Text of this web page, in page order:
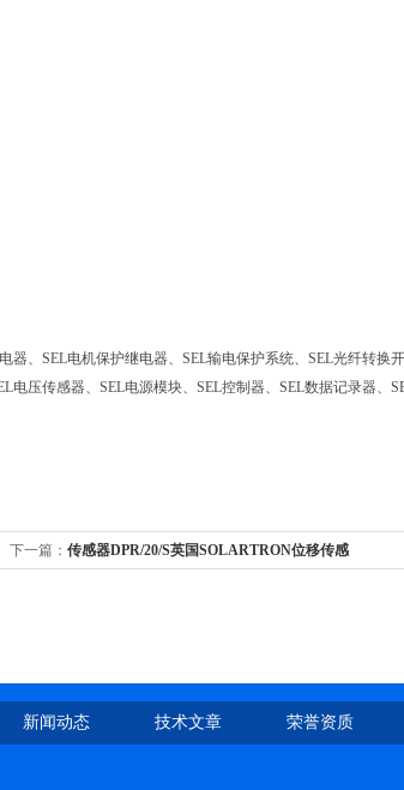
器、 SEL电机保护继电器、 SEL输电保护系统、 SEL光纤转换开
电压传感器、 SEL电源模块、 SEL控制器、 SEL数据记录器、
下一篇： 传感器DPR/20/S英国SOLARTRON位移传感
新闻动态 技术文章 荣誉资质